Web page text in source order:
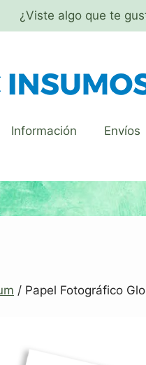
¿Viste algo que te
Información Envíos
/ Papel Fotográfico